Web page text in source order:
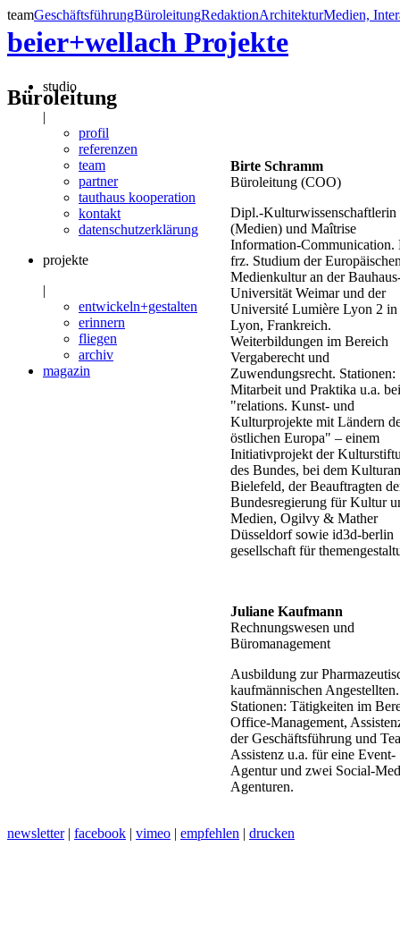
beier+wellach Projekte
studio
|
profil
referenzen
team
partner
tauthaus kooperation
kontakt
datenschutzerklärung
projekte
|
entwickeln+gestalten
erinnern
fliegen
archiv
magazin
teamGeschäftsführungBüroleitungRedaktionArchitekturMedien,
Büroleitung
Birte Schramm
Büroleitung (COO)
Dipl.-Kulturwissenschaftlerin
(Medien) und Maîtrise
Information-Communication.
frz. Studium der
Medienkultur an der
Universität Weimar und der
Université Lumière Lyon 2 in
Lyon, Frankreich.
Weiterbildungen im Bereich
Vergaberecht und
Zuwendungsrecht. Stationen:
Mitarbeit und Praktika u.a. bei
"relations. Kunst- und
Kulturprojekte mit Ländern
östlichen Europa" – einem
Initiativprojekt der
des Bundes, bei dem
Bielefeld, der Beauftragten
Bundesregierung für Kultur
Medien, Ogilvy & Mather
Düsseldorf sowie id3d-berlin
gesellschaft für
Juliane Kaufmann
Rechnungswesen und
Büromanagement
Ausbildung zur
kaufmännischen Angestellten.
Stationen: Tätigkeiten im
Office-Management,
der Geschäftsführung und
Assistenz u.a. für eine Event-
Agentur und zwei Social-
Agenturen.
newsletter| facebook | vimeo | empfehlen | drucken